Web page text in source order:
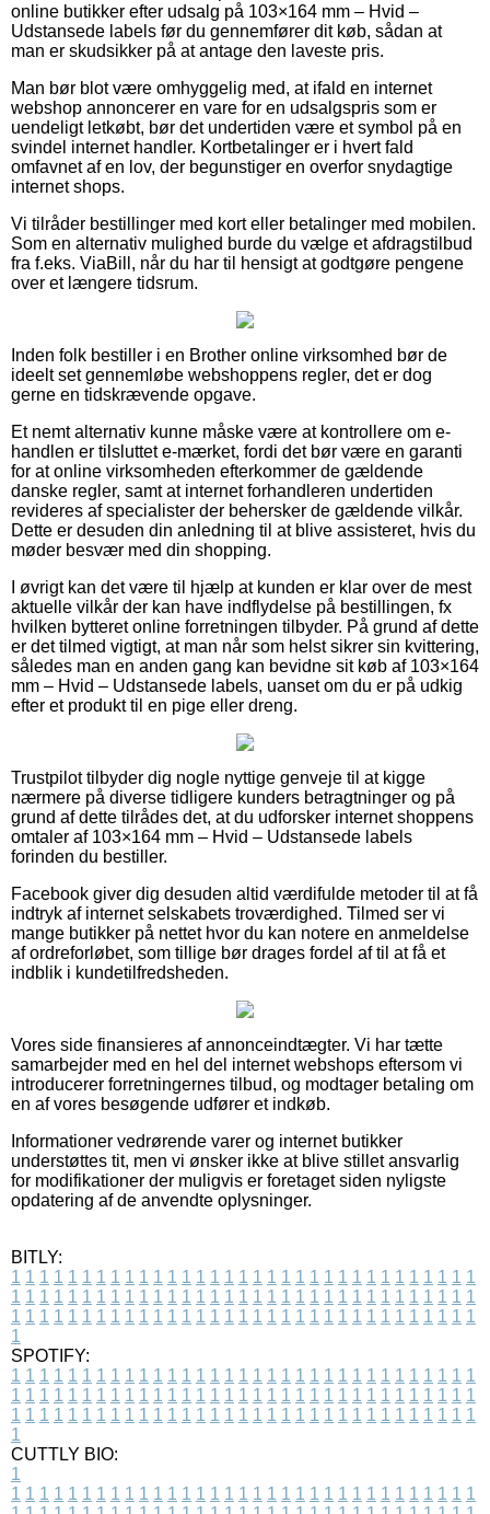
online butikker efter udsalg på 103×164 mm – Hvid –
Udstansede labels før du gennemfører dit køb, sådan at
man er skudsikker på at antage den laveste pris.
Man bør blot være omhyggelig med, at ifald en internet
webshop annoncerer en vare for en udsalgspris som er
uendeligt letkøbt, bør det undertiden være et symbol på en
svindel internet handler. Kortbetalinger er i hvert fald
omfavnet af en lov, der begunstiger en overfor snydagtige
internet shops.
Vi tilråder bestillinger med kort eller betalinger med mobilen.
Som en alternativ mulighed burde du vælge et afdragstilbud
fra f.eks. ViaBill, når du har til hensigt at godtgøre pengene
over et længere tidsrum.
Inden folk bestiller i en Brother online virksomhed bør de
ideelt set gennemløbe webshoppens regler, det er dog
gerne en tidskrævende opgave.
Et nemt alternativ kunne måske være at kontrollere om e-
handlen er tilsluttet e-mærket, fordi det bør være en garanti
for at online virksomheden efterkommer de gældende
danske regler, samt at internet forhandleren undertiden
revideres af specialister der behersker de gældende vilkår.
Dette er desuden din anledning til at blive assisteret, hvis du
møder besvær med din shopping.
I øvrigt kan det være til hjælp at kunden er klar over de mest
aktuelle vilkår der kan have indflydelse på bestillingen, fx
hvilken bytteret online forretningen tilbyder. På grund af dette
er det tilmed vigtigt, at man når som helst sikrer sin kvittering,
således man en anden gang kan bevidne sit køb af 103×164
mm – Hvid – Udstansede labels, uanset om du er på udkig
efter et produkt til en pige eller dreng.
Trustpilot tilbyder dig nogle nyttige genveje til at kigge
nærmere på diverse tidligere kunders betragtninger og på
grund af dette tilrådes det, at du udforsker internet shoppens
omtaler af 103×164 mm – Hvid – Udstansede labels
forinden du bestiller.
Facebook giver dig desuden altid værdifulde metoder til at få
indtryk af internet selskabets troværdighed. Tilmed ser vi
mange butikker på nettet hvor du kan notere en anmeldelse
af ordreforløbet, som tillige bør drages fordel af til at få et
indblik i kundetilfredsheden.
Vores side finansieres af annonceindtægter. Vi har tætte
samarbejder med en hel del internet webshops eftersom vi
introducerer forretningernes tilbud, og modtager betaling om
en af vores besøgende udfører et indkøb.
Informationer vedrørende varer og internet butikker
understøttes tit, men vi ønsker ikke at blive stillet ansvarlig
for modifikationer der muligvis er foretaget siden nyligste
opdatering af de anvendte oplysninger.
BITLY:
1 1 1 1 1 1 1 1 1 1 1 1 1 1 1 1 1 1 1 1 1 1 1 1 1 1 1 1 1 1 1 1 1
1 1 1 1 1 1 1 1 1 1 1 1 1 1 1 1 1 1 1 1 1 1 1 1 1 1 1 1 1 1 1 1 1
1 1 1 1 1 1 1 1 1 1 1 1 1 1 1 1 1 1 1 1 1 1 1 1 1 1 1 1 1 1 1 1 1
1
SPOTIFY:
1 1 1 1 1 1 1 1 1 1 1 1 1 1 1 1 1 1 1 1 1 1 1 1 1 1 1 1 1 1 1 1 1
1 1 1 1 1 1 1 1 1 1 1 1 1 1 1 1 1 1 1 1 1 1 1 1 1 1 1 1 1 1 1 1 1
1 1 1 1 1 1 1 1 1 1 1 1 1 1 1 1 1 1 1 1 1 1 1 1 1 1 1 1 1 1 1 1 1
1
CUTTLY BIO:
1
1 1 1 1 1 1 1 1 1 1 1 1 1 1 1 1 1 1 1 1 1 1 1 1 1 1 1 1 1 1 1 1 1